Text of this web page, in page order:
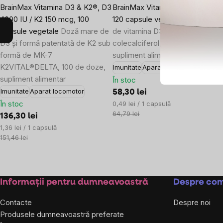
BrainMax Vitamina D3 & K2®, D3
4000 IU / K2 150 mcg, 100
capsule vegetale Doză mare de
D3 și formă patentată de K2 sub
formă de MK-7
K2VITAL®DELTA, 100 de doze,
supliment alimentar
ImunitateAparat locomotor
În stoc
136,30 lei
Evaluare
preţ:
1,36 lei / 1 capsulă
151,46 lei
BrainMax Vitamina D3, 4000 IU,
120 capsule vegetale
de vitamina D3 sub formă de
colecalciferol, 120 de doze,
supliment alimentar
Imunitate Aparat locomotor
În stoc
58,30 lei
Evaluare
preţ:
0,49 lei / 1 capsulă
64,79 lei
Subsol
Informații pentru dumneavoastră
Contacte
Produsele dumneavoastră preferate
Despre
Despre noi